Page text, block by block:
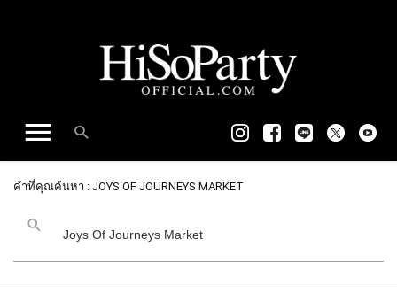
คำที่คุณค้นหา : JOYS OF JOURNEYS MARKET